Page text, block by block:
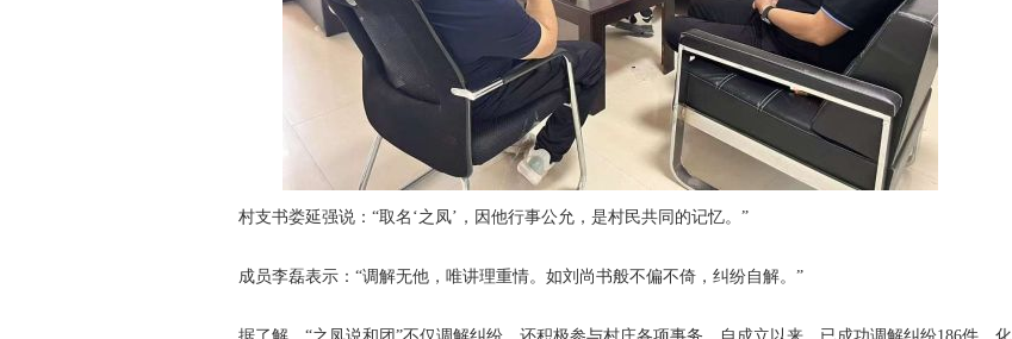
村支书娄延强说：“取名‘之凤’，因他行事公允，是村民共同的记忆。”
成员李磊表示：“调解无他，唯讲理重情。如刘尚书般不偏不倚，纠纷自解。”